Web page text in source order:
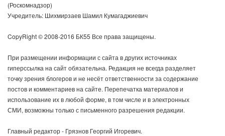
(Роскомнадзор)
Учредитель: Шихмирзаев Шамил Кумагаджиевич
CopyRight © 2008-2016 БК55 Все права защищены.
При размещении информации с сайта в других источниках
гиперссылка на сайт обязательна. Редакция не всегда разделяет
точку зрения блогеров и не несёт ответственности за содержание
постов и комментариев на сайте. Перепечатка материалов и
использование их в любой форме, в том числе и в электронных
СМИ, возможны только с письменного разрешения редакции.
Главный редактор - Грязнов Георгий Игоревич.